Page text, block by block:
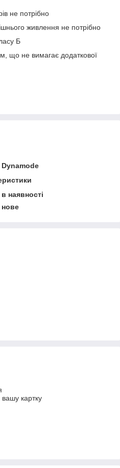
не потрібно
живлення не потрібно
Б
що не вимагає додаткової
Dynamode
в наявності
нове
картку